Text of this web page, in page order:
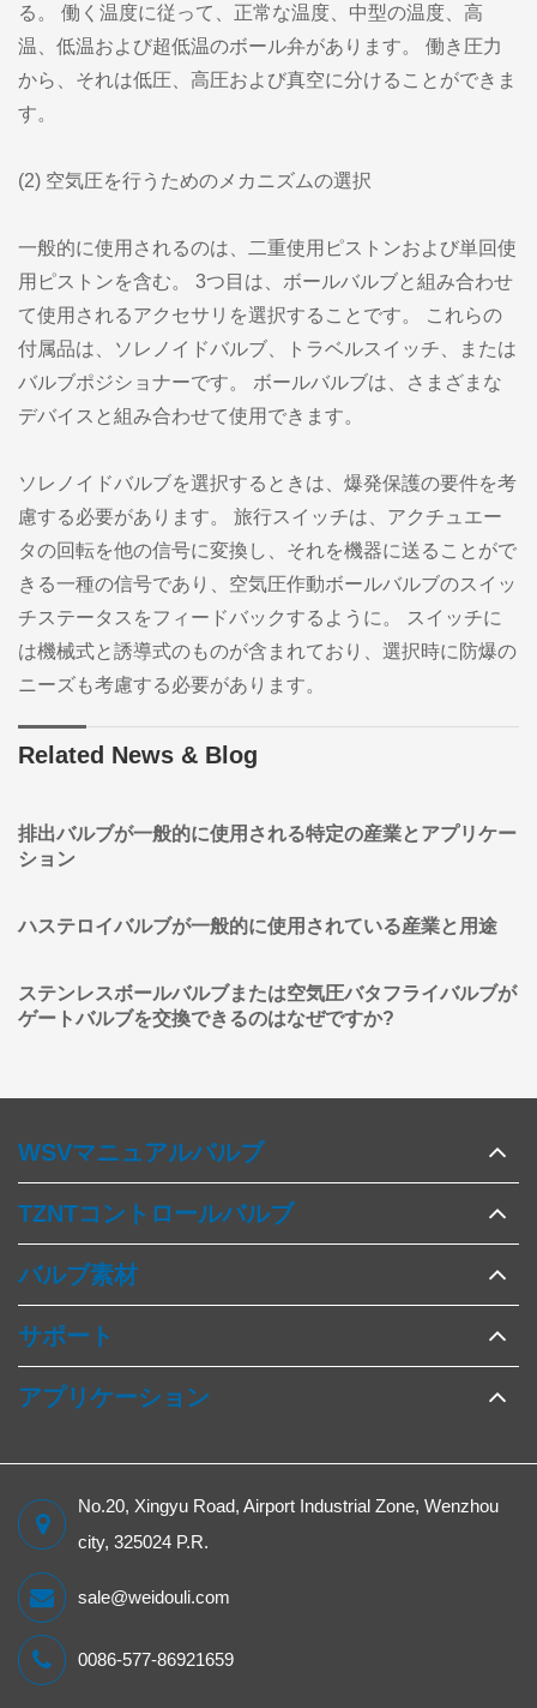
る。 働く温度に従って、正常な温度、中型の温度、高
温、低温および超低温のボール弁があります。 働き圧力
から、それは低圧、高圧および真空に分けることができま
す。
(2) 空気圧を行うためのメカニズムの選択
一般的に使用されるのは、二重使用ピストンおよび単回使
用ピストンを含む。 3つ目は、ボールバルブと組み合わせ
て使用されるアクセサリを選択することです。 これらの
付属品は、ソレノイドバルブ、トラベルスイッチ、または
バルブポジショナーです。 ボールバルブは、さまざまな
デバイスと組み合わせて使用できます。
ソレノイドバルブを選択するときは、爆発保護の要件を考
慮する必要があります。 旅行スイッチは、アクチュエー
タの回転を他の信号に変換し、それを機器に送ることがで
きる一種の信号であり、空気圧作動ボールバルブのスイッ
チステータスをフィードバックするように。 スイッチに
は機械式と誘導式のものが含まれており、選択時に防爆の
ニーズも考慮する必要があります。
Related News & Blog
排出バルブが一般的に使用される特定の産業とアプリケー
ション
ハステロイバルブが一般的に使用されている産業と用途
ステンレスボールバルブまたは空気圧バタフライバルブが
ゲートバルブを交換できるのはなぜですか?
WSVマニュアルバルブ
TZNTコントロールバルブ
バルブ素材
サポート
アプリケーション
No.20, Xingyu Road, Airport Industrial Zone, Wenzhou
city, 325024 P.R.
sale@weidouli.com
0086-577-86921659